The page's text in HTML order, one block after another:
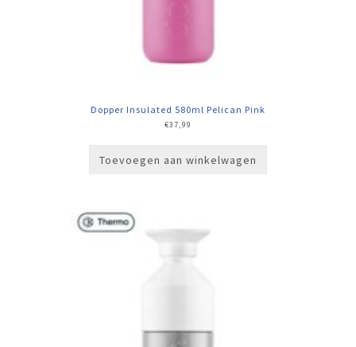
Dopper Insulated 580ml Pelican Pink
€37,99
Toevoegen aan winkelwagen